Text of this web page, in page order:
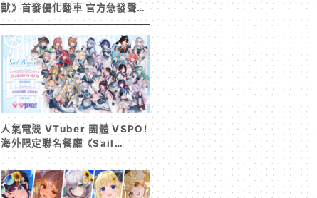
獸》首發優化翻車 官方急發聲明
承諾提供大量更新彌補
人氣電競 VTuber 團體 VSPO!
海外限定聯名餐廳《Sail
Beyond！～駛向更遠的彼方
～》今夏登場！